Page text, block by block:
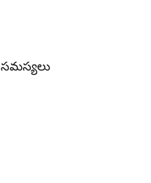
సమస్యలు